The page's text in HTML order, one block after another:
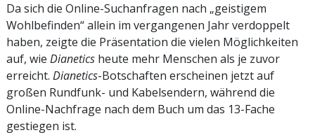
Da sich die Online-Suchanfragen nach „geistigem
Wohlbefinden“ allein im vergangenen Jahr verdoppelt
haben, zeigte die Präsentation die vielen Möglichkeiten
auf, wie Dianetics heute mehr Menschen als je zuvor
erreicht. Dianetics-Botschaften erscheinen jetzt auf
großen Rundfunk- und Kabelsendern, während die
Online-Nachfrage nach dem Buch um das 13-Fache
gestiegen ist.